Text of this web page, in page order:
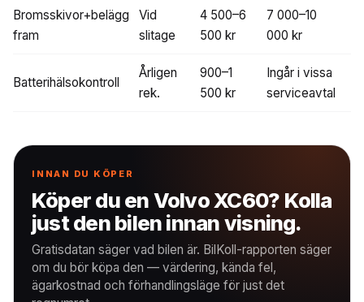
Bromsskivor+belägg
fram
Vid
slitage
4 500–6
500 kr
7 000–10
000 kr
Batterihälsokontroll
Årligen
rek.
900–1
500 kr
Ingår i vissa
serviceavtal
INNAN DU KÖPER
Köper du en Volvo XC60? Kolla
just den bilen innan visning.
Gratisdatan säger vad bilen är. BilKoll-rapporten säger
om du bör köpa den — värdering, kända fel,
ägarkostnad och förhandlingsläge för just det